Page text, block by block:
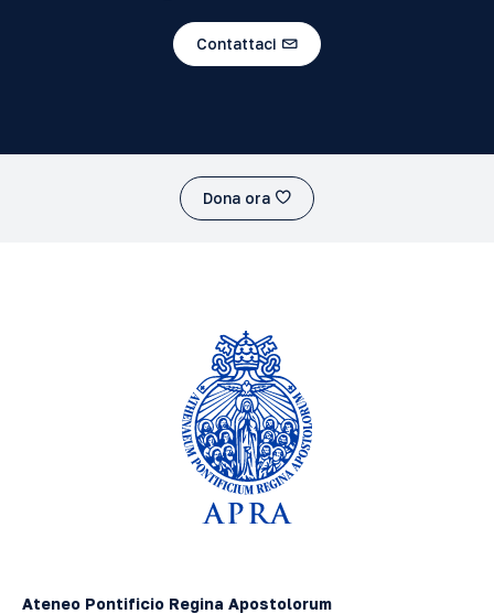
Contattaci
Dona ora
Ateneo Pontificio Regina Apostolorum